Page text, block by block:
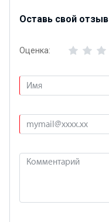
Оставь свой отзыв
Оценка: